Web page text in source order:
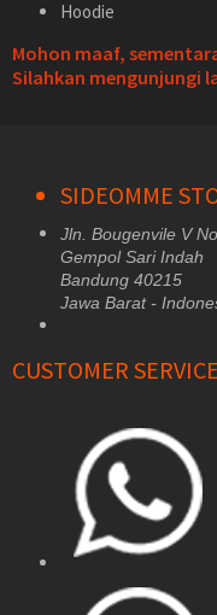
Hoodie
Mohon maaf,
Silahkan mengunjungi
SIDEOMME
Jln. Bougenvile V
Gempol Sari Indah
Bandung 40215
Jawa Barat -
CUSTOMER SERVICE